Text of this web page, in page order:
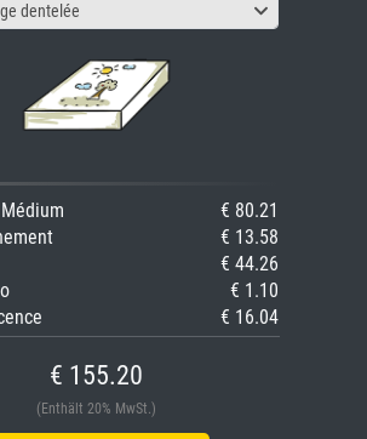
dentelée
€ 80.21
€ 13.58
€ 44.26
€ 1.10
€ 16.04
€ 155.20
(Enthält 20% MwSt.)